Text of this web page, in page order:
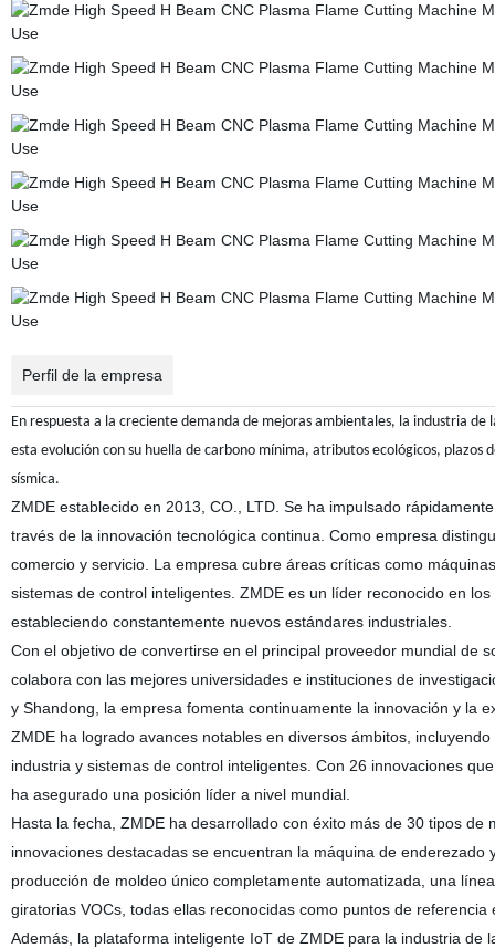
Perfil de la empresa
En respuesta a la creciente demanda de mejoras ambientales, la industria
esta evolución con su huella de carbono mínima, atributos ecológicos,
sísmica.
ZMDEestablecido en 2013, CO., LTD. Se ha impulsado
través de la innovación tecnológica continua. Como empresa
comercio y servicio. La empresa cubre áreas críticas como
sistemas de control inteligentes. ZMDE es un líder reconocido en
estableciendo constantemente nuevos estándares industriales.
Con el objetivo de convertirse en el principal proveedor mundial de
colabora con las mejores universidades e instituciones de
y Shandong, la empresa fomenta continuamente la innovación y la
ZMDE ha logrado avances notables en diversos ámbitos,
industria y sistemas de control inteligentes. Con 26 innovaciones
ha asegurado una posición líder a nivel mundial.
Hasta la fecha, ZMDE ha desarrollado con éxito más de 30 tipos
innovaciones destacadas se encuentran la máquina de
producción de moldeo único completamente automatizada, una
giratorias VOCs, todas ellas reconocidas como puntos de referencia
Además, la plataforma inteligente IoT de ZMDE para la industria